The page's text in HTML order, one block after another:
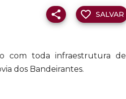
com toda infraestrutura de
dos Bandeirantes.
SALVAR